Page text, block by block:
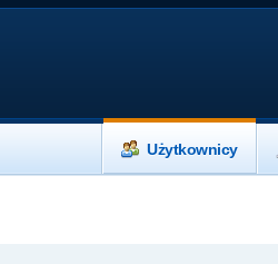
Użytkownicy